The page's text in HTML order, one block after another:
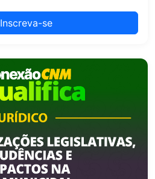
Inscreva-se